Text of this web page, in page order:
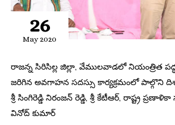
26
May 2020
రాజన్న సిరిసిల్ల జిల్లా, వేములవాడలో నియంత్రిత
జరిగిన అవగాహన సదస్సు కార్యక్రమంలో పాల్గొని
శ్రీ సింగిరెడ్డి నిరంజన్ రెడ్డి, శ్రీ కేటీఆర్, రాష్ట్ర ప్రణాళికా
వినోద్ కుమార్